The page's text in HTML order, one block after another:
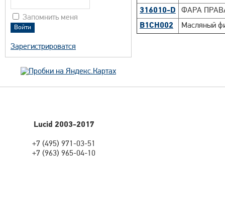
Запомнить меня
Зарегистрироватся
316010-D
ФАРА
B1CH002
Масляный
Lucid 2003-2017
+7 (495) 971-03-51
+7 (963) 965-04-10